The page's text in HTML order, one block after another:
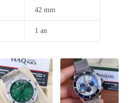
42 mm
1 an